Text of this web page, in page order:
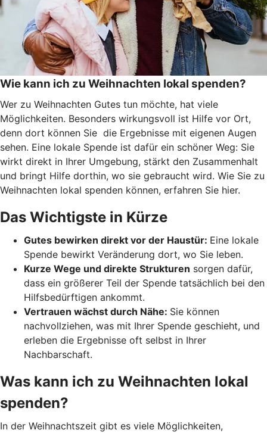
Wie kann ich zu Weihnachten lokal spenden?
Wer zu Weihnachten Gutes tun möchte, hat viele
Möglichkeiten. Besonders wirkungsvoll ist Hilfe vor Ort,
denn dort können Sie die Ergebnisse mit eigenen Augen
sehen. Eine lokale Spende ist dafür ein schöner Weg: Sie
wirkt direkt in Ihrer Umgebung, stärkt den Zusammenhalt
und bringt Hilfe dorthin, wo sie gebraucht wird. Wie Sie zu
Weihnachten lokal spenden können, erfahren Sie hier.
Das Wichtigste in Kürze
Gutes bewirken direkt vor der Haustür: Eine lokale
Spende bewirkt Veränderung dort, wo Sie leben.
Kurze Wege und direkte Strukturen sorgen dafür,
dass ein größerer Teil der Spende tatsächlich bei den
Hilfsbedürftigen ankommt.
Vertrauen wächst durch Nähe: Sie können
nachvollziehen, was mit Ihrer Spende geschieht, und
erleben die Ergebnisse oft selbst in Ihrer
Nachbarschaft.
Was kann ich zu Weihnachten lokal
spenden?
In der Weihnachtszeit gibt es viele Möglichkeiten,